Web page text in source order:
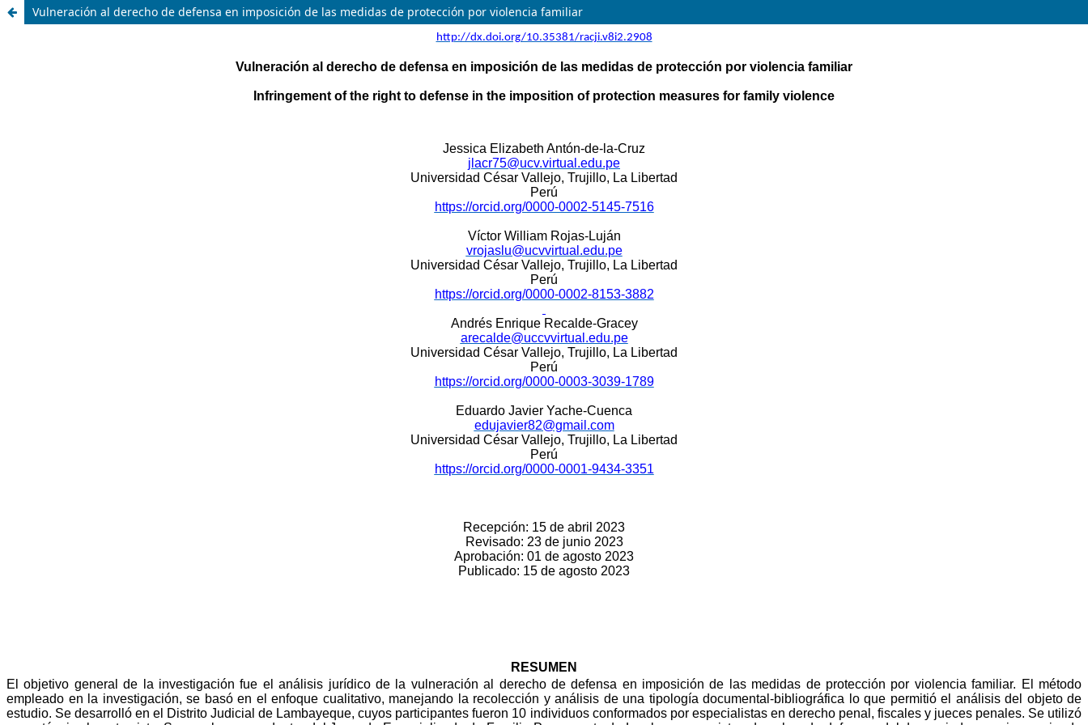
Vulneración al derecho de defensa en imposición de las medidas de protección por violencia familiar